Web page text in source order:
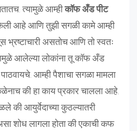
त्यामुळे आम्हीकॉफ अँड पीट
आहे आणि तुझी सगळी कामे आम्ही
भ्रष्टाचारी असतोच आणि तो स्वतः
आलेल्या लोकांना तू कॉफ अँड
आम्ही पैशाचा सगळा मामला
की हा काय प्रकार चालला आहे.
की आयुर्वेदाच्या कुठल्यातरी
शोध लागला होता की एकाची कफ